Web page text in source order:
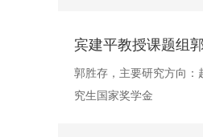
宾建平教授课题组
郭胜存，主要研究方向：
究生国家奖学金